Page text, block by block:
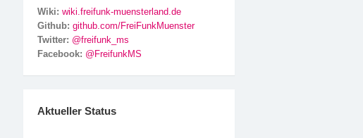
Wiki: wiki.freifunk-muensterland.de
Github: github.com/FreiFunkMuenster
Twitter: @freifunk_ms
Facebook: @FreifunkMS
Aktueller Status